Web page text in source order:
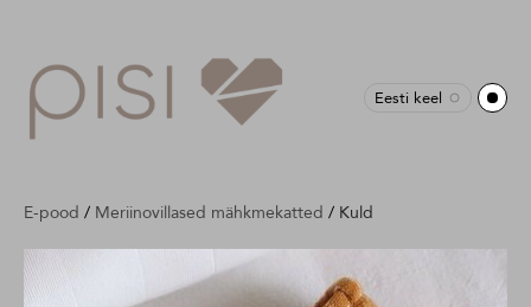
Eesti keel
E-pood / Meriinovillased mähkmekatted / Kuld